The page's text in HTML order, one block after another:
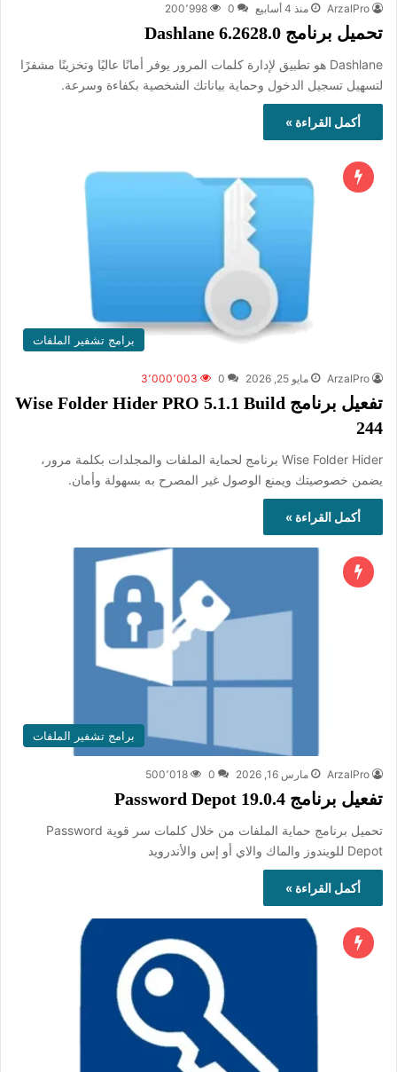
ArzalPro منذ 4 أسابيع 0 200٬998
تحميل برنامج Dashlane 6.2628.0
Dashlane هو تطبيق لإدارة كلمات المرور يوفر أمانًا عاليًا وتخزينًا مشفرًا
لتسهيل تسجيل الدخول وحماية بياناتك الشخصية بكفاءة وسرعة.
أكمل القراءة »
برامج تشفير الملفات
ArzalPro مايو 25, 2026 0 3٬000٬003
تفعيل برنامج Wise Folder Hider PRO 5.1.1 Build
244
Wise Folder Hider برنامج لحماية الملفات والمجلدات بكلمة مرور،
يضمن خصوصيتك ويمنع الوصول غير المصرح به بسهولة وأمان.
أكمل القراءة »
برامج تشفير الملفات
ArzalPro مارس 16, 2026 0 500٬018
تفعيل برنامج Password Depot 19.0.4
تحميل برنامج حماية الملفات من خلال كلمات سر قوية Password
Depot للويندوز والماك والاي أو إس والأندرويد
أكمل القراءة »